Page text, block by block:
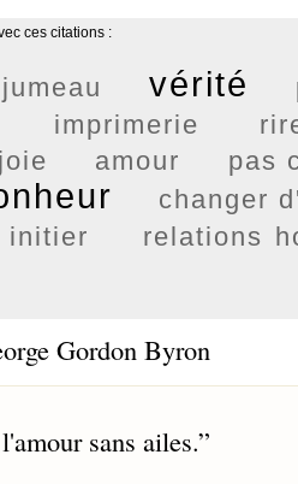
ces citations :
jumeau vérité
imprimerie
joie amour pas
changer
initier relations
Gordon Byron
sans ailes.”